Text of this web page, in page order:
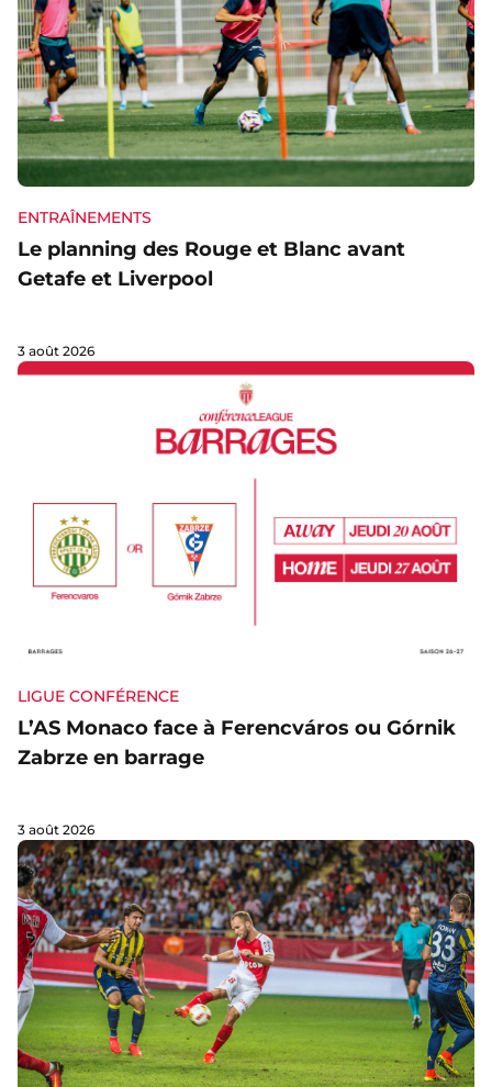
ENTRAÎNEMENTS
Le planning des Rouge et Blanc avant
Getafe et Liverpool
3 août 2026
LIGUE CONFÉRENCE
L’AS Monaco face à Ferencváros ou Górnik
Zabrze en barrage
3 août 2026